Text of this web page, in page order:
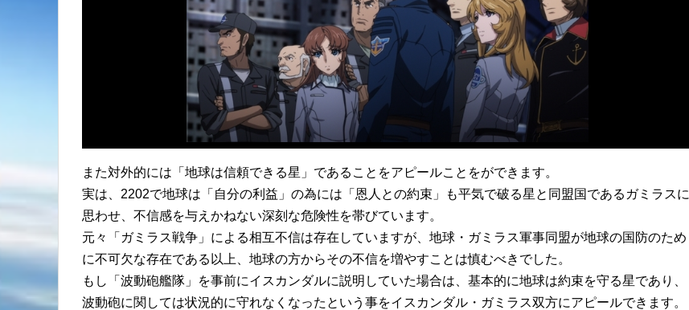
また対外的には「地球は信頼できる星」であることをアピールことをができます。
実は、2202で地球は「自分の利益」の為には「恩人との約束」も平気で破る星と同盟国であるガミラスに
思わせ、不信感を与えかねない深刻な危険性を帯びています。
元々「ガミラス戦争」による相互不信は存在していますが、地球・ガミラス軍事同盟が地球の国防のため
に不可欠な存在である以上、地球の方からその不信を増やすことは慎むべきでした。
もし「波動砲艦隊」を事前にイスカンダルに説明していた場合は、基本的に地球は約束を守る星であり、
波動砲に関しては状況的に守れなくなったという事をイスカンダル・ガミラス双方にアピールできます。